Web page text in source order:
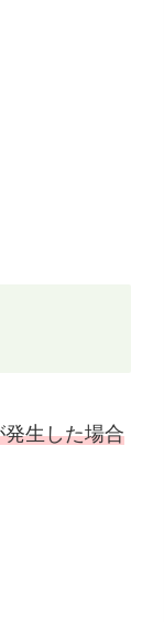
生した場合